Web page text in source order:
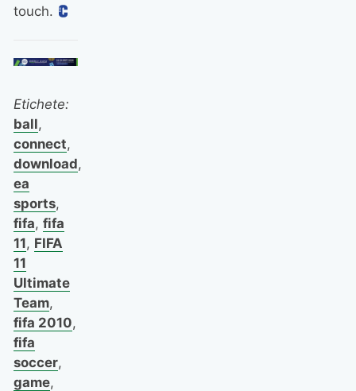
touch.
Etichete:
ball,
connect,
download,
ea
sports,
fifa, fifa
11, FIFA
11
Ultimate
Team,
fifa 2010,
fifa
soccer,
game,